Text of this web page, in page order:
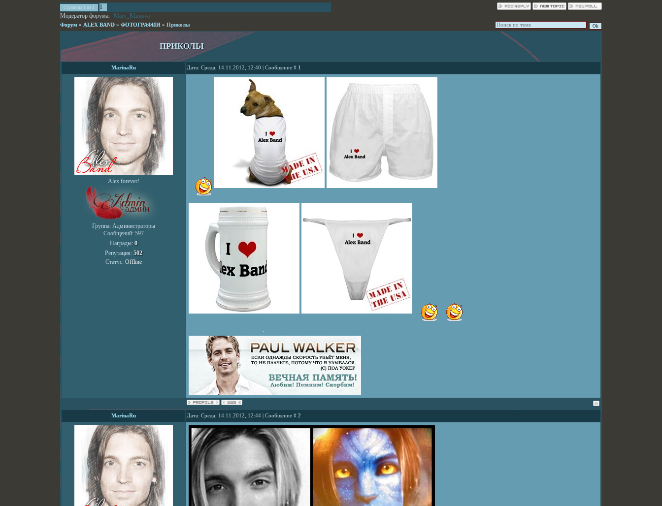
Страница 1 из 1
1
Модератор форума: Mary_Klimova
Форум » ALEX BAND » ФОТОГРАФИИ » Приколы
ПРИКОЛЫ
MarinaRu Дата: Среда, 14.11.2012, 12:40 | Сообщение # 1
Alex forever!
Группа: Администраторы
Сообщений: 597
Награды: 0
Репутация: 502
Статус: Offline
MarinaRu Дата: Среда, 14.11.2012, 12:44 | Сообщение # 2